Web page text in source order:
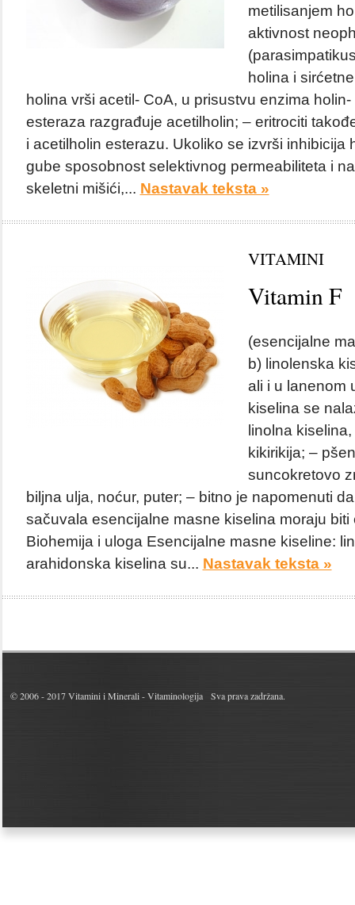
metilisanjem
aktivnost
holina i
holina vrši acetil- CoA, u prisustvu enzima
esteraza razgrađuje acetilholin; – eritrociti
i acetilholin esterazu. Ukoliko se izvrši inhibicija
gube sposobnost selektivnog permeabiliteta i
skeletni mišići,... Nastavak teksta »
VITAMINI
Vitamin F
(esencijalne
b) linolenska
ali i u lanenom
kiselina se
linolna
kikirikija; –
suncokretovo
biljna ulja, noćur, puter; – bitno je napomenuti
sačuvala esencijalne masne kiselina moraju
Biohemija i uloga Esencijalne masne kiseline:
arahidonska kiselina su... Nastavak teksta »
© 2006 - 2017Vitamini i Minerali - Vitaminologija Sva prava zadržana.